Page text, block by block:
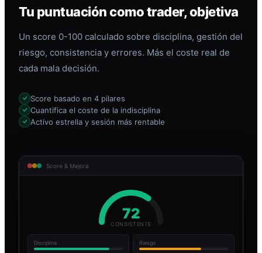
Tu puntuación como trader, objetiva
Un score 0-100 calculado sobre disciplina, gestión del
riesgo, consistencia y errores. Más el coste real de
cada mala decisión.
Score basado en 4 pilares
Cuantifica el coste de la indisciplina
Activo estrella y sesión más rentable
Score & Mejora
72
CONSISTENTE
Disciplina Riesgo